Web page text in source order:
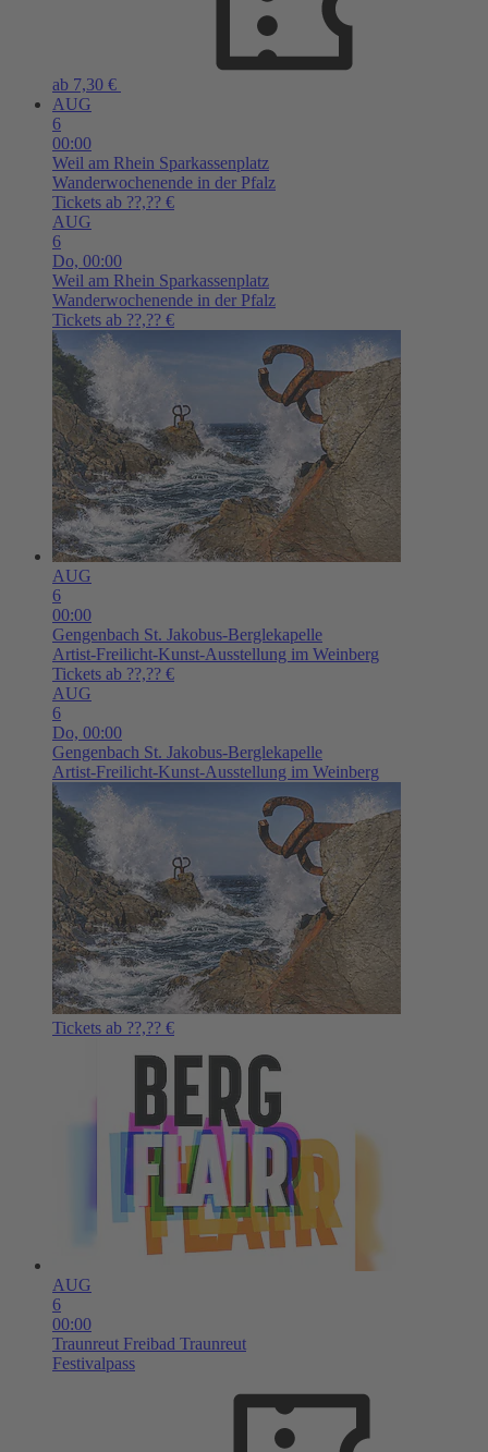
ab 7,30 €
AUG
6
00:00
Weil am Rhein Sparkassenplatz
Wanderwochenende in der Pfalz
Tickets ab ??,?? €
AUG
6
Do, 00:00
Weil am Rhein Sparkassenplatz
Wanderwochenende in der Pfalz
Tickets ab ??,?? €
AUG
6
00:00
Gengenbach St. Jakobus-Berglekapelle
Artist-Freilicht-Kunst-Ausstellung im Weinberg
Tickets ab ??,?? €
AUG
6
Do, 00:00
Gengenbach St. Jakobus-Berglekapelle
Artist-Freilicht-Kunst-Ausstellung im Weinberg
Tickets ab ??,?? €
AUG
6
00:00
Traunreut Freibad Traunreut
Festivalpass